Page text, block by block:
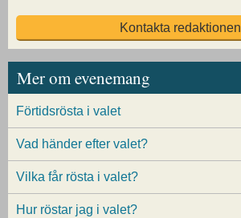
Kontakta redaktionen
Mer om evenemang
Förtidsrösta i valet
Vad händer efter valet?
Vilka får rösta i valet?
Hur röstar jag i valet?